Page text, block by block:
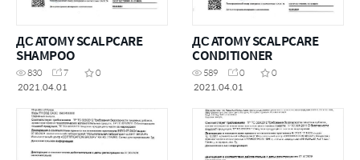
ДС ATOMY SCALPCARE
SHAMPOO
830 7
0
2021.04.01
ДС ATOMY SCALPCARE
CONDITIONER
589 0
0
2021.04.01